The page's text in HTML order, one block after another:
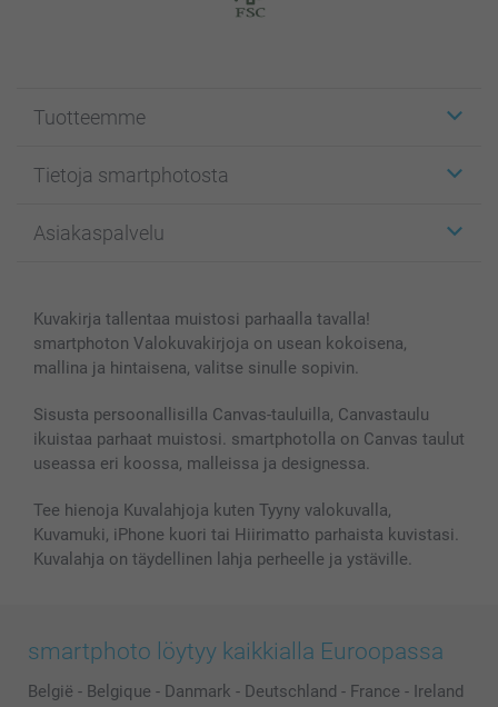
Tuotteemme
Kuvakortit
Kuvakirjat
Kännykkä & Tabletti
MyNameBook
Valokuvakehykset & Lisätarvikkeet
Lahjakortti
Kaikki kuvatuotteet
Tietoja smartphotosta
Affiliate ohjelma
Sivukartta
Ehdot/takuut
Asiakaspalvelu
smartbonus
Hinnat & maksutavat
Kuvakirja tallentaa muistosi parhaalla tavalla!
smartphoton Valokuvakirjoja on usean kokoisena,
mallina ja hintaisena, valitse sinulle sopivin.
Sisusta persoonallisilla Canvas-tauluilla, Canvastaulu
ikuistaa parhaat muistosi. smartphotolla on Canvas taulut
useassa eri koossa, malleissa ja designessa.
Tee hienoja Kuvalahjoja kuten Tyyny valokuvalla,
Kuvamuki, iPhone kuori tai Hiirimatto parhaista kuvistasi.
Kuvalahja on täydellinen lahja perheelle ja ystäville.
smartphoto löytyy kaikkialla Euroopassa
België - Belgique - Danmark - Deutschland - France - Ireland